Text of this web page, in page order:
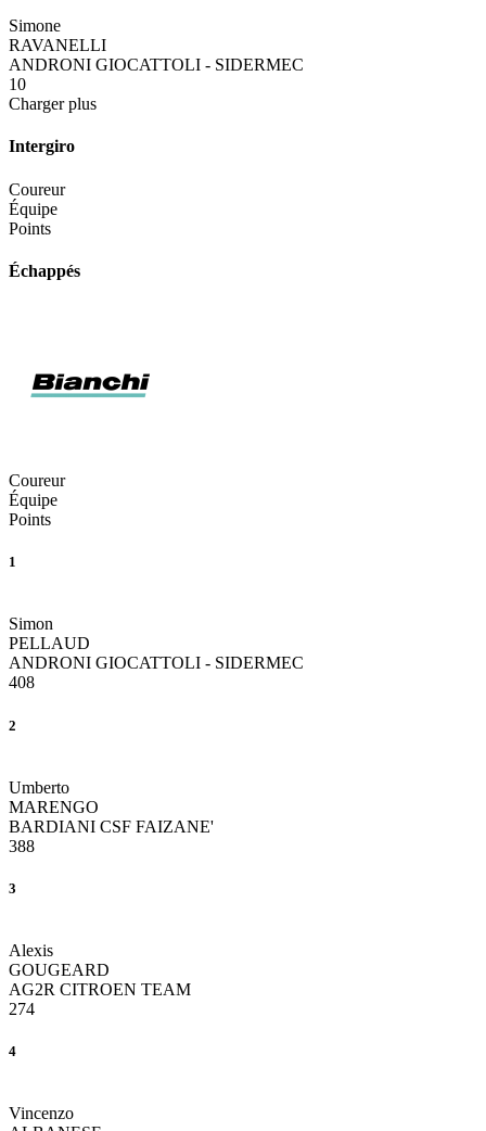
Simone
RAVANELLI
ANDRONI GIOCATTOLI - SIDERMEC
10
Charger plus
Intergiro
Coureur
Équipe
Points
Échappés
Coureur
Équipe
Points
1
Simon
PELLAUD
ANDRONI GIOCATTOLI - SIDERMEC
408
2
Umberto
MARENGO
BARDIANI CSF FAIZANE'
388
3
Alexis
GOUGEARD
AG2R CITROEN TEAM
274
4
Vincenzo